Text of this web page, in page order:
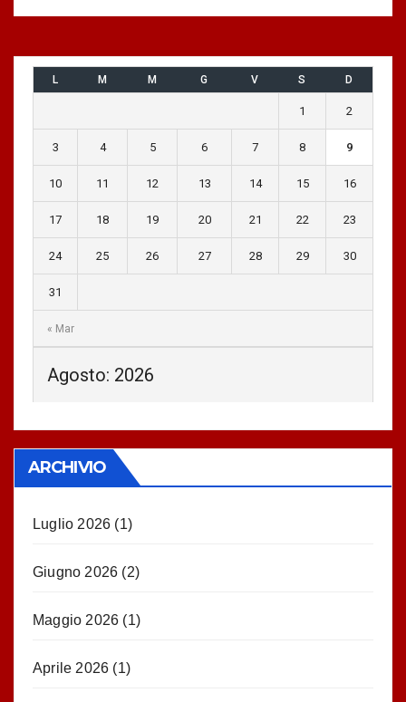
Agosto: 2026
L M M G V S D
« Mar
1 2
3 4 5 6 7 8 9
10 11 12 13 14 15 16
17 18 19 20 21 22 23
24 25 26 27 28 29 30
31
ARCHIVIO
Luglio 2026 (1)
Giugno 2026 (2)
Maggio 2026 (1)
Aprile 2026 (1)